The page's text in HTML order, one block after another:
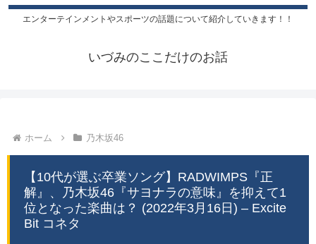
エンターテインメントやスポーツの話題について紹介していきます！！
いづみのここだけのお話
ホーム 乃木坂46
【10代が選ぶ卒業ソング】RADWIMPS『正
解』、乃木坂46『サヨナラの意味』を抑えて1
位となった楽曲は？ (2022年3月16日) – Excite
Bit コネタ